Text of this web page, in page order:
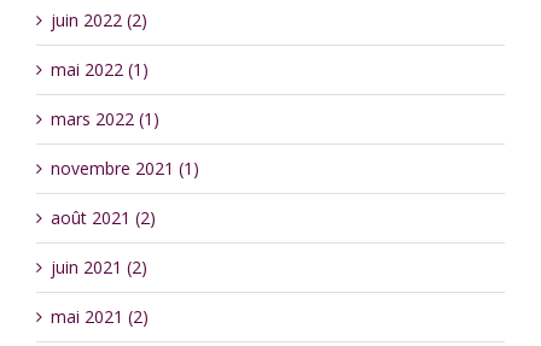
juin 2022 (2)
mai 2022 (1)
mars 2022 (1)
novembre 2021 (1)
août 2021 (2)
juin 2021 (2)
mai 2021 (2)